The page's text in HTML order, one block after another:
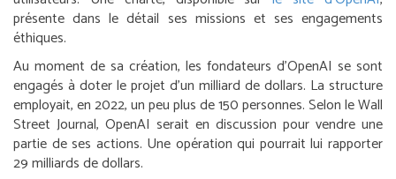
présente dans le détail ses missions et ses engagements
éthiques.
Au moment de sa création, les fondateurs d’OpenAI se sont
engagés à doter le projet d’un milliard de dollars. La structure
employait, en 2022, un peu plus de 150 personnes. Selon leWall
Street Journal, OpenAI serait en discussion pour vendre une
partie de ses actions. Une opération qui pourrait lui rapporter
29 milliards de dollars.